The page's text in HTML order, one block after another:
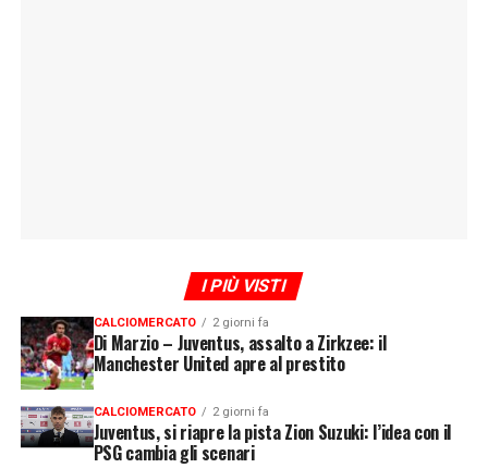
I PIÙ VISTI
CALCIOMERCATO 2 giorni fa
Di Marzio – Juventus, assalto a Zirkzee: il
Manchester United apre al prestito
CALCIOMERCATO 2 giorni fa
Juventus, si riapre la pista Zion Suzuki: l’idea con il
PSG cambia gli scenari